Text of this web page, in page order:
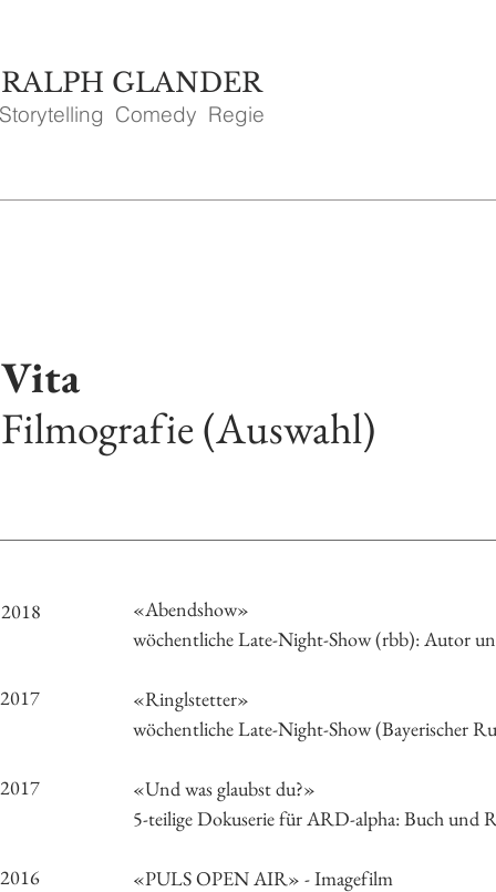
RALPH GLANDER
Storytelling Comedy Regie
Vita
Filmografie (Auswahl)
«Abendshow»
wöchentliche Late-Night-Show (rbb): Autor
«Ringlstetter»
wöchentliche Late-Night-Show (Bayerischer
«Und was glaubst du?»
5-teilige Dokuserie für ARD-alpha: Buch und
«PULS OPEN AIR» - Imagefilm
2018
2017
2017
2016